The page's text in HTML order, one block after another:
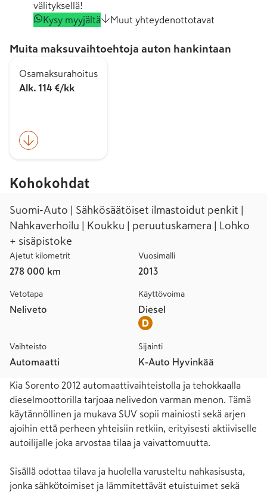
välityksellä!
Kysy myyjältä
Muut yhteydenottotavat
Muita maksuvaihtoehtoja auton hankintaan
Osamaksurahoitus
Alk. 114 €/kk
Kohokohdat
Suomi-Auto | Sähkösäätöiset ilmastoidut penkit |
Nahkaverhoilu | Koukku | peruutuskamera | Lohko
+ sisäpistoke
Ajetut kilometrit
278 000 km
Vuosimalli
2013
Vetotapa
Neliveto
Käyttövoima
Diesel
Vaihteisto
Automaatti
Sijainti
K-Auto Hyvinkää
Kia Sorento 2012 automaattivaihteistolla ja tehokkaalla
dieselmoottorilla tarjoaa nelivedon varman menon. Tämä
käytännöllinen ja mukava SUV sopii mainiosti sekä arjen
ajoihin että perheen yhteisiin retkiin, erityisesti aktiiviselle
autoilijalle joka arvostaa tilaa ja vaivattomuutta.
Sisällä odottaa tilava ja huolella varusteltu nahkasisusta,
jonka sähkötoimiset ja lämmitettävät etuistuimet sekä